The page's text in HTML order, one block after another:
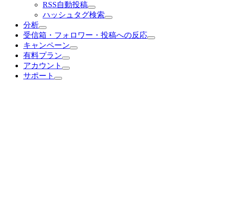
RSS自動投稿
ハッシュタグ検索
分析
受信箱・フォロワー・投稿への反応
キャンペーン
有料プラン
アカウント
サポート